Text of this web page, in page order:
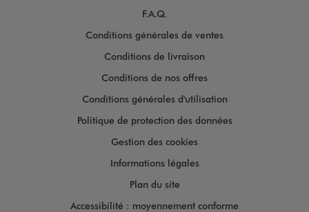
F.A.Q.
Conditions générales de ventes
Conditions de livraison
Conditions de nos offres
Conditions générales d'utilisation
Politique de protection des données
Gestion des cookies
Informations légales
Plan du site
Accessibilité : moyennement conforme